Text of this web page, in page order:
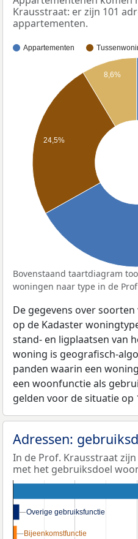
Krausstraat: er zijn 101
appartementen.
Appartementen
8,6%
24,5%
Bovenstaand taartdiagram
woningen naar type in de
De gegevens over
op de Kadaster
stand- en ligplaatsen van
woning is geografisch-
panden waarin een
een woonfunctie als
gelden voor de situatie op
Adressen:
In de Prof. Krausstraat
met het gebruiksdoel
Overige gebruiksfunctie
Overige gebruiksfunctie
Bijeenkomstfunctie
Bijeenkomstfunctie